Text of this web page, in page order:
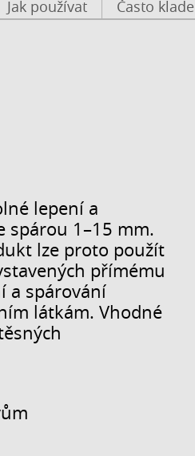
Jak používat Často
lepení a
spárou 1–15 mm.
lze proto použít
přímému
a spárování
látkám. Vhodné